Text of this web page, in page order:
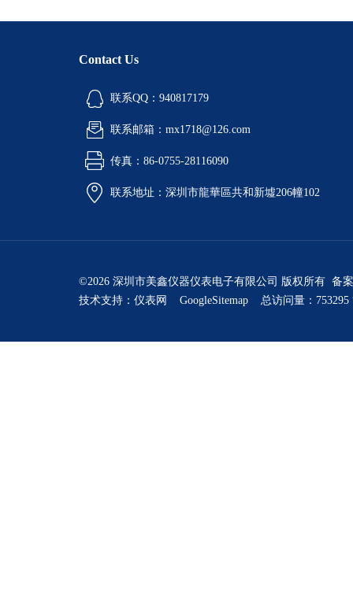
Contact Us
联系QQ：940817179
联系邮箱：mx1718@126.com
传真：86-0755-28116090
联系地址：深圳市龍華區共和新墟206幢102
©2026 深圳市美鑫仪器仪表电子有限公司 版权所有 备
技术支持： 仪表网 GoogleSitemap 总访问量：753295